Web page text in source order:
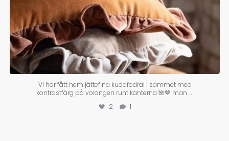
Vi har fått hem jättefina kuddfodral i sammet med
kontrastfärg på volangen runt kanterna 🌺🤎 man ...
2 1